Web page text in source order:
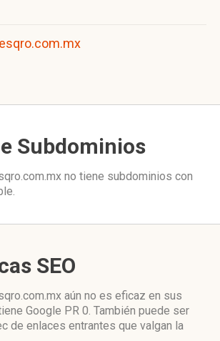
Subdominios
no tiene subdominios con
SEO
aún no es eficaz en sus
Google PR 0. También puede ser
de enlaces entrantes que valgan la